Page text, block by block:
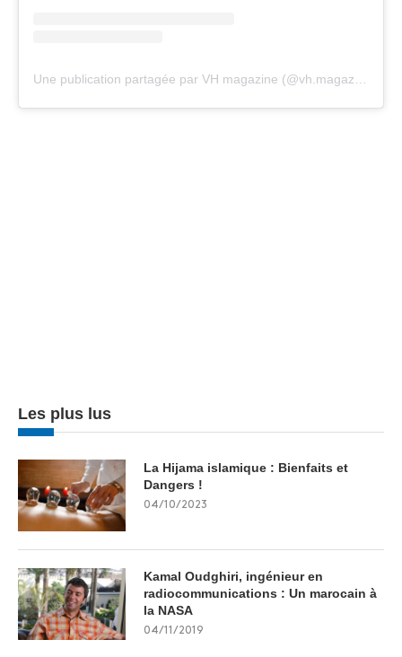
Une publication partagée par VH magazine (@vh.magazine)
Les plus lus
La Hijama islamique : Bienfaits et
Dangers !
04/10/2023
Kamal Oudghiri, ingénieur en
radiocommunications : Un marocain à
la NASA
04/11/2019